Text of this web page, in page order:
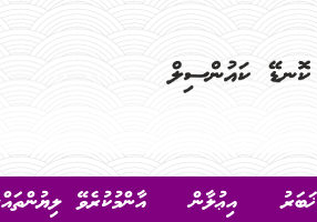
ޚަބަރު އިޢުލާން އާންމުކުރެވޭ ލިޔުންތައް